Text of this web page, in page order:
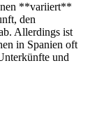
**variiert**
den
Allerdings ist
in Spanien oft
und